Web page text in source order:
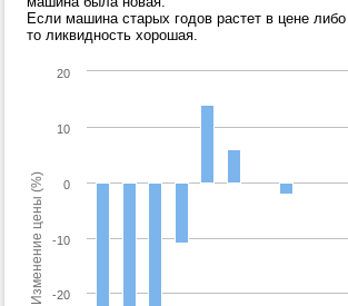
Если машина старых годов растет в цене
то ликвидность хорошая.
Изменение цены (%) -20
-10
0
10
20